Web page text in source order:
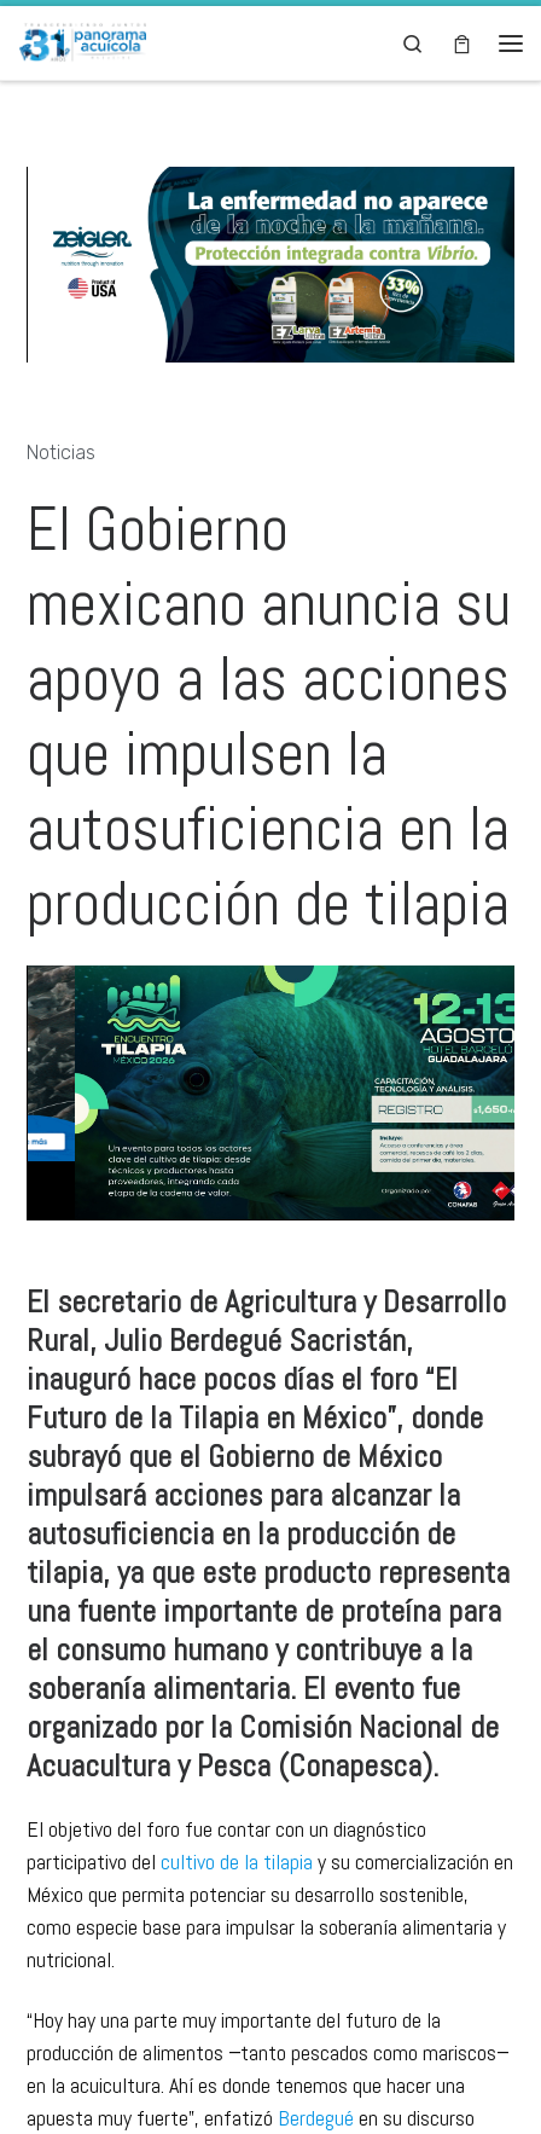
Skip to content Search
Noticias
El Gobierno
mexicano anuncia su
apoyo a las acciones
que impulsen la
autosuficiencia en la
producción de tilapia
El secretario de Agricultura y Desarrollo
Rural, Julio Berdegué Sacristán,
inauguró hace pocos días el foro “El
Futuro de la Tilapia en México”, donde
subrayó que el Gobierno de México
impulsará acciones para alcanzar la
autosuficiencia en la producción de
tilapia, ya que este producto representa
una fuente importante de proteína para
el consumo humano y contribuye a la
soberanía alimentaria. El evento fue
organizado por la Comisión Nacional de
Acuacultura y Pesca (Conapesca).
El objetivo del foro fue contar con un diagnóstico
participativo delcultivo de la tilapia y su comercialización en
México que permita potenciar su desarrollo sostenible,
como especie base para impulsar la soberanía alimentaria y
nutricional.
“Hoy hay una parte muy importante del futuro de la
producción de alimentos −tanto pescados como mariscos−
en la acuicultura. Ahí es donde tenemos que hacer una
apuesta muy fuerte”, enfatizó Berdeguéen su discurso